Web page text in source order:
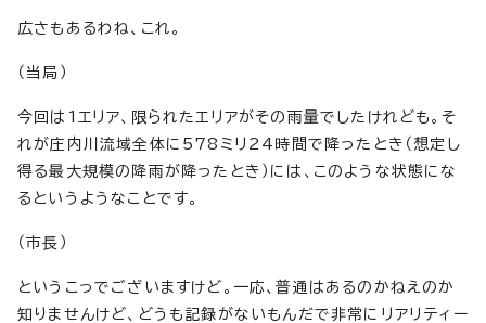
広さもあるわね、これ。
（当局）
今回は1エリア、限られたエリアがその雨量でしたけれども。そ
れが庄内川流域全体に578ミリ24時間で降ったとき（想定し
得る最大規模の降雨が降ったとき）には、このような状態にな
るというようなことです。
（市長）
というこっでございますけど。一応、普通はあるのかねえのか
知りませんけど、どうも記録がないもんだで非常にリアリティー